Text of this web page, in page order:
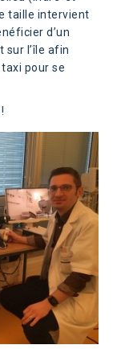
taille intervient
d’un
sur l’île afin
pour se